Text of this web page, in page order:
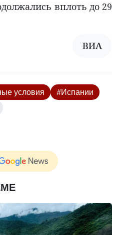
вплоть до 29
ВИА
условия
#Испании